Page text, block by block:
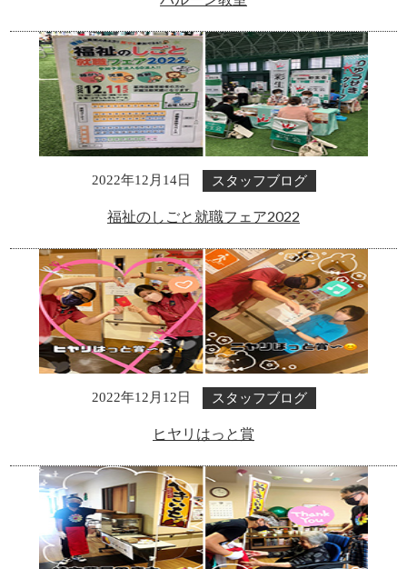
2022年12月14日 スタッフブログ
福祉のしごと就職フェア2022
2022年12月12日 スタッフブログ
ヒヤリはっと賞